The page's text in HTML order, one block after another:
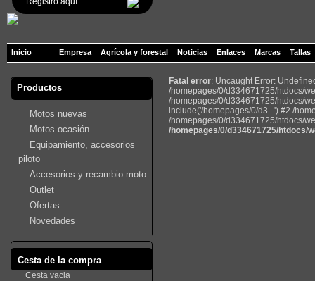
Inicio Empresa Agrícola y forestal Noticias Enlaces Marcas Tallas
Productos
Motos nuevas
Motos ocasión
Equipamiento, accesorios
piloto
Accesorios y recambio moto
Outlet
Ofertas
Novedades
Cesta de la compra
Cesta vacia
Fatal error: Uncaught Error:
/homepages/0/d334671725/htdocs/
/homepages/0/d334671725/htdocs/
include('/homepages/0/d3...') #2 /
/homepages/0/d334671725/htdocs/
/homepages/0/d334671725/htdocs/